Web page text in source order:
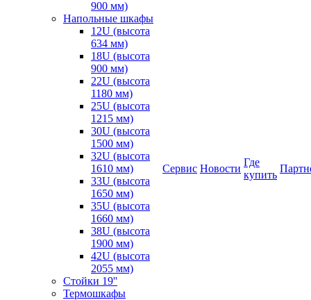
900 мм)
Напольные шкафы
12U (высота
634 мм)
18U (высота
900 мм)
22U (высота
1180 мм)
25U (высота
1215 мм)
30U (высота
1500 мм)
32U (высота
1610 мм)
33U (высота
1650 мм)
35U (высота
1660 мм)
38U (высота
1900 мм)
42U (высота
2055 мм)
Стойки 19''
Термошкафы
Сервис Новости
Где
купить